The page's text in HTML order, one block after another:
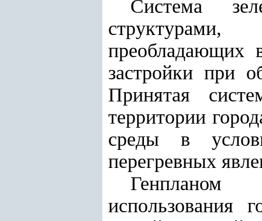
Система
преобладающих
застройки при
Принятая
территории
среды в
перегревных
Генпланом
использования